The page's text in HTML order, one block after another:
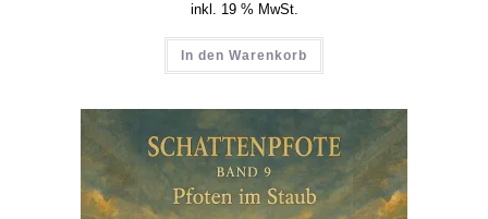
inkl. 19 % MwSt.
In den Warenkorb